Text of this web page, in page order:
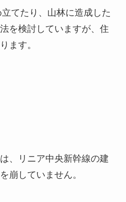
てたり、山林に造成した
を検討していますが、住
ます。
、リニア中央新幹線の建
崩していません。